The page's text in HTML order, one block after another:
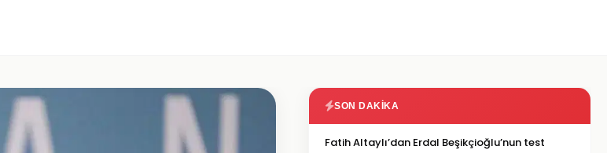
SON DAKIKA
Fatih Altaylı’dan Erdal Beşikçioğlu’nun test